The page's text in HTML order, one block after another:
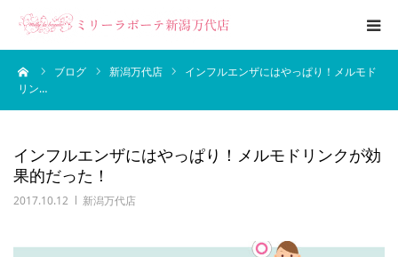
ブログ 新潟万代店
インフルエンザにはやっぱり！メルモド
リン…
インフルエンザにはやっぱり！メルモドリンクが効
果的だった！
2017.10.12 新潟万代店
エステメニュー
ブログ